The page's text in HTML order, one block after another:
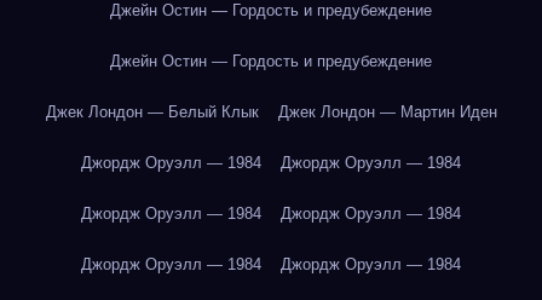
Джейн Остин — Гордость и предубеждение
Джейн Остин — Гордость и предубеждение
Джек Лондон — Белый Клык Джек Лондон — Мартин Иден
Джордж Оруэлл — 1984 Джордж Оруэлл — 1984
Джордж Оруэлл — 1984 Джордж Оруэлл — 1984
Джордж Оруэлл — 1984 Джордж Оруэлл — 1984